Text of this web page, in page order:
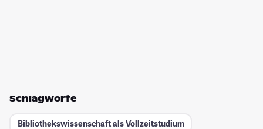
Schlagworte
Bibliothekswissenschaft als Vollzeitstudium